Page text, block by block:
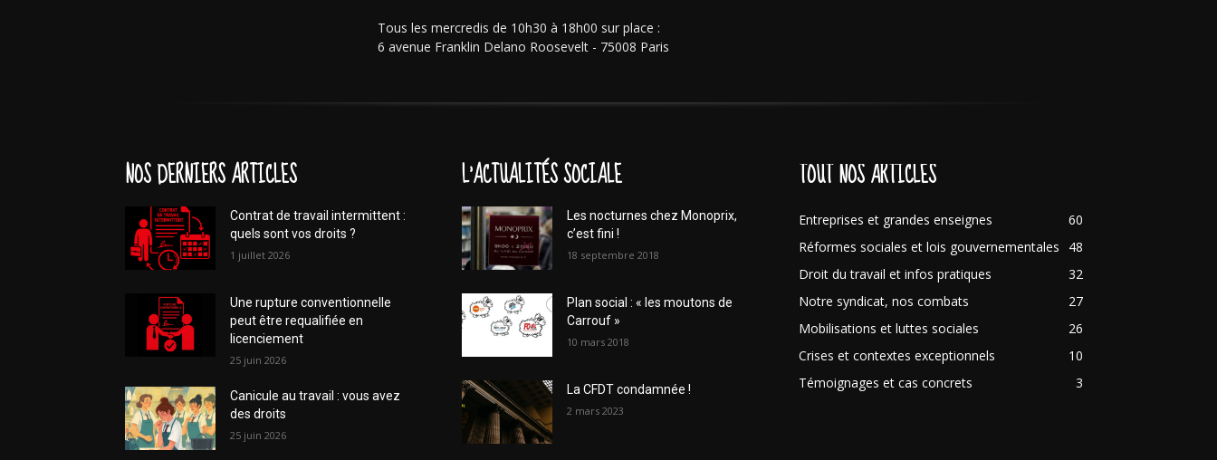
Tous les mercredis de 10h30 à 18h00 sur place :
6 avenue Franklin Delano Roosevelt - 75008 Paris
NOS DERNIERS ARTICLES
Contrat de travail intermittent :
quels sont vos droits ?
1 juillet 2026
Une rupture conventionnelle
peut être requalifiée en
licenciement
25 juin 2026
Canicule au travail : vous avez
des droits
25 juin 2026
L'ACTUALITÉS SOCIALE
Les nocturnes chez Monoprix,
c’est fini !
18 septembre 2018
Plan social : « les moutons de
Carrouf »
10 mars 2018
La CFDT condamnée !
2 mars 2023
TOUT NOS ARTICLES
Entreprises et grandes enseignes
60
Réformes sociales et lois gouvernementales
48
Droit du travail et infos pratiques
32
Notre syndicat, nos combats
27
Mobilisations et luttes sociales
26
Crises et contextes exceptionnels
10
Témoignages et cas concrets
3